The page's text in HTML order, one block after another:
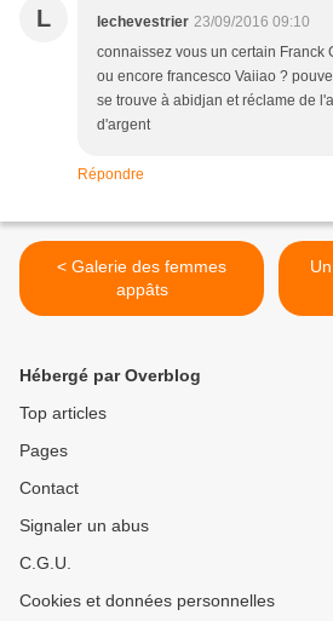
L lechevestrier 23/09/2016 09:10
connaissez vous un certain Franck
ou encore francesco Vaiiao ?
se trouve à abidjan et réclame de
d'argent
Répondre
< Galerie des femmes
appâts
Hébergé par Overblog
Top articles
Pages
Contact
Signaler un abus
C.G.U.
Cookies et données personnelles